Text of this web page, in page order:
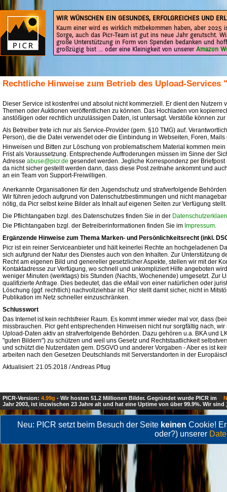
WIR WÜNSCHEN EIN GESUNDES, ERFOLGREICHES UND
Kaum einer wird es wirklich mitbekommen haben, aber 2025
Sorge, auch das Picr-Team ist gut ins neue Jahr gerutscht.
große Unterstützung in Form von Spenden bedanken und
großzügig bist ... oder eine Kleinigkeit von unsererAmazon
Rechtliche Hinweise zum Betrieb des Upload-Services
Dieser Service ist kostenfrei und absolut nicht kommerziell. Er dient den
Themen oder Auktionen veröffentlichen zu können. Das Hochladen von
anstößigen oder rechtlich unzulässigen Daten, ist untersagt. Verstöße können
Als Betreiber trete ich nur als Service-Provider (gem. §10 TMG) auf.
Person), die die Datei verwendet oder die Einbindung in Webseiten, Foren,
Hinweisen und Bitten zur Löschung von problematischem Material kommen
Frist als Voraussetzung. Entsprechende Auffroderungen müssen im Sinne der
Adresse abuse@picr.de gesendet werden. Jegliche Korrespondenz per
da nicht sicher gestellt werden dann, dass diese Post zeitnahe ankommt und
an ein Team von Support-Freiwilligen.
Anerkannte Organisationen für den Jugendschutz und strafverfolgende
Wir führen jedoch aufgrund von Datenschutzbestimmungen und nicht
nötig, da Picr selbst keine Bilder als Inhalt auf eigenen Seiten zur Verfügung stellt.
Die Pflichtangaben bzgl. des Datenschutzes finden Sie in der
Die Pflichtangaben bzgl. der Betreiberinformationen finden Sie im Impressum.
Ergänzende Hinweise zum Thema Marken- und Persönlichkeitsrecht (inkl.
Picr ist ein reiner Serviceanbieter und hält keinerlei Rechte an hochgeladenen
sich aufgrund der Natur des Dienstes auch von den Inhalten. Zur Unterstützung
Recht am eigenen Bild und genereller gesetzlicher Aspekte, stellen wir mit der
Kontaktadresse zur Verfügung, wo schnell und unkompliziert Hilfe angeboten
weniger Minuten (werktags) bis Stunden (Nachts, Wochenende) umgesetzt. Zur
qualifizierte Anfrage. Dies bedeutet, das die eMail von einer natürlichen oder
Löschung (ggf. rechtlich) nachvollziehbar ist. Picr stellt damit sicher, nicht in
Publikation im Netz schneller einzuschränken.
Schlusswort
Das Internet ist kein rechtsfreier Raum. Es kommt immer wieder mal vor, dass
missbrauchen. Picr geht entsprechenden Hinweisen nicht nur sorgfältig nach,
Upload-Daten aktiv an strafverfolgende Behörden. Dazu gehören u.a. BKA und
"guten Bildern") zu schützen und weil uns Gesetz und Rechtstaatlichkeit
und schützt die Nutzerdaten gem. DSGVO und anderer Vorgaben - Aber es ist
arbeiten nach den Gesetzen Deutschlands mit Serverstandorten in der
Aktualisiert: 21.05.2018 / Andreas Pflug
PICR-Version: 4.99g - Wir hosten 51.2 Millionen Bilder. Gegründet wurde PICR im
Jahr 2003, ist inzwischen 23 Jahre alt und hat eine Uptime von über 99.9%. Wir sind
Neu: PICR setzt beim Besuch der Seite keinen Cookie!
oder?) unserer